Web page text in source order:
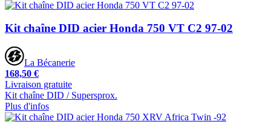
Kit chaîne DID acier Honda 750 VT C2 97-02
La Bécanerie
168,50 €
Livraison gratuite
Kit chaîne DID / Supersprox.
Plus d'infos